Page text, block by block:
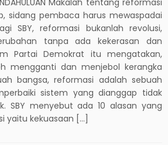
sidang pembaca harus mewaspadai
SBY, reformasi bukanlah revolusi,
tanpa ada kekerasan dan
Partai Demokrat itu mengatakan,
mengganti dan menjebol kerangka
bangsa, reformasi adalah sebuah
sistem yang dianggap tidak
SBY menyebut ada 10 alasan yang
yaitu kekuasaan […]